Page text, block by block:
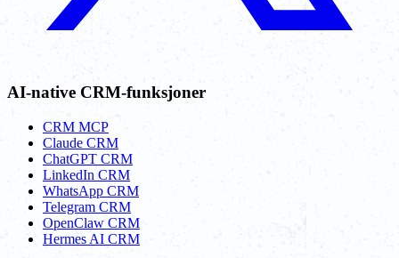
AI-native CRM-funksjoner
CRM MCP
Claude CRM
ChatGPT CRM
LinkedIn CRM
WhatsApp CRM
Telegram CRM
OpenClaw CRM
Hermes AI CRM